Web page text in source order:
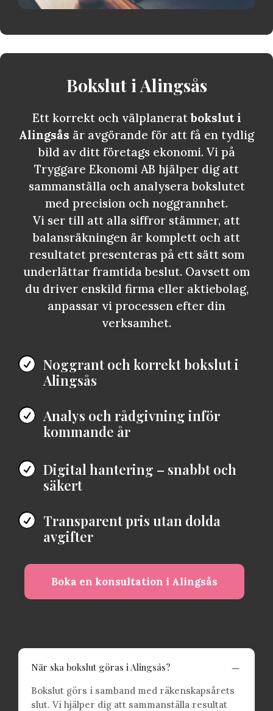
Bokslut iAlingsås
Ett korrekt och välplaneratbokslut i
Alingsås är avgörande för att få en tydlig
bild av ditt företags ekonomi. Vi på
Tryggare Ekonomi AB hjälper dig att
sammanställa och analysera bokslutet
med precision och noggrannhet.
Vi ser till att alla siffror stämmer, att
balansräkningen är komplett och att
resultatet presenteras på ett sätt som
underlättar framtida beslut. Oavsett om
du driver enskild firma eller aktiebolag,
anpassar vi processen efter din
verksamhet.
 Noggrant och korrekt bokslut i
Alingsås
 Analys och rådgivning inför
kommande år
 Digital hantering – snabbt och
säkert
 Transparent pris utan dolda
avgifter
Boka en konsultation i Alingsås
När ska bokslut göras i Alingsås? K
Bokslut görs i samband med räkenskapsårets
slut. Vi hjälper dig att sammanställa resultat